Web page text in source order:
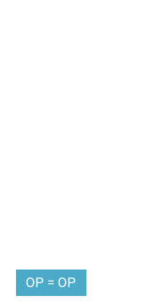
OP = OP